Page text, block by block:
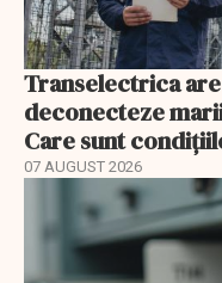
Transelectrica
deconecteze
Care sunt
07 AUGUST 2026